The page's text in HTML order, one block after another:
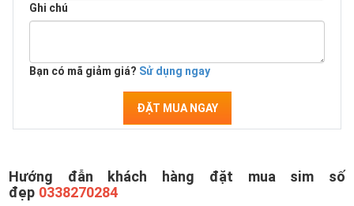
Ghi chú
Bạn có mã giảm giá? Sử dụng ngay
ĐẶT MUA NGAY
Hướng đẫn khách hàng đặt mua sim số
đẹp 0338270284